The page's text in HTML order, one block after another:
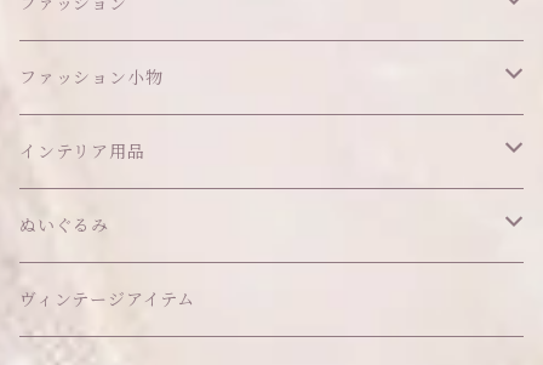
ワンピース
アウター
トップス
ボトムス
ファッション小物
ヘッドアイテム
ヘアクリップ
ヘッドドレス
アクセサリー
イヤリング
ソックス
インテリア用品
オブジェ
ウォールデコ
ティッシュケース
ぬいぐるみ
ぬいちゃん本体
ヴィンテージアイテム